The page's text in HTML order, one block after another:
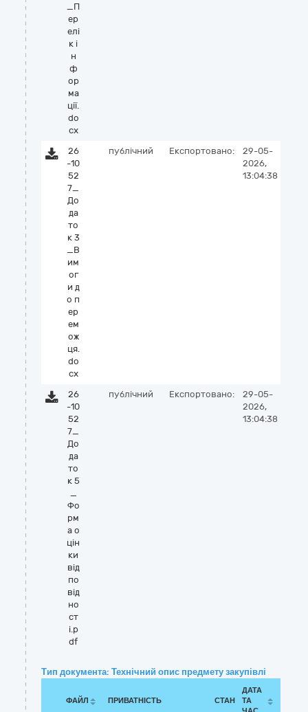
_П
ер
елі
к і
н
ф
ор
ма
ції.
do
cx
26
-10
52
7_
До
да
то
к 3
_В
им
ог
и д
о п
ер
ем
ож
ця.
do
cx
публічний Експортовано:
29-05-
2026,
13:04:38
26
-10
52
7_
До
да
то
к 5
_
Фо
рм
а о
цін
ки
від
по
від
но
ст
і.p
df
публічний Експортовано:
29-05-
2026,
13:04:38
Тип документа: Технічний опис предмету закупівлі
ФАЙЛ ПРИВАТНІСТЬ СТАН
ДАТА
ТА